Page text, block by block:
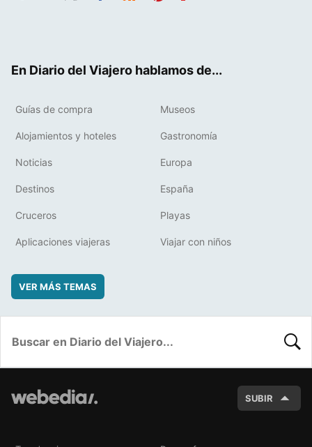
En Diario del Viajero hablamos de...
Guías de compra Museos
Alojamientos y hoteles Gastronomía
Noticias Europa
Destinos España
Cruceros Playas
Aplicaciones viajeras Viajar con niños
VER MÁS TEMAS
SUBIR